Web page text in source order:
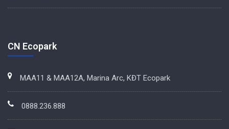
CN Ecopark
MAA11 & MAA12A, Marina Arc, KĐT Ecopark
0888.236.888